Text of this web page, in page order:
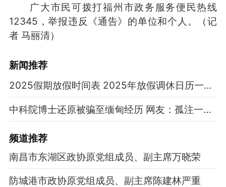
广大市民可拨打福州市政务服务便民热线
12345，举报违反《通告》的单位和个人。（记
者 马丽清）
新闻推荐
2025假期放假时间表 2025年放假调休日历一览表
中科院博士还原被骗至缅甸经历 网友：孤注一掷现实版
频道推荐
南昌市东湖区政协原党组成员、副主席万晓荣
防城港市政协原党组成员、副主席陈建林严重